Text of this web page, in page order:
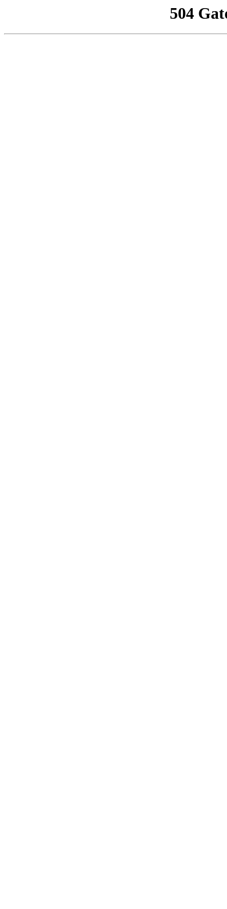
504